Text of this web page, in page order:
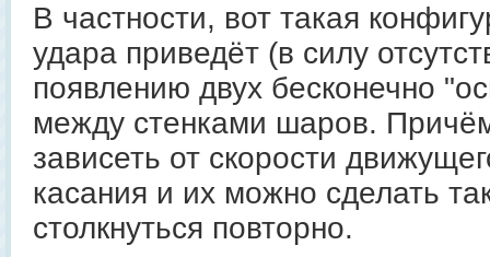
В частности, вот такая
удара приведёт (в силу
появлению двух бесконечно
между стенками шаров.
зависеть от скорости
касания и их можно сделать
столкнуться повторно.